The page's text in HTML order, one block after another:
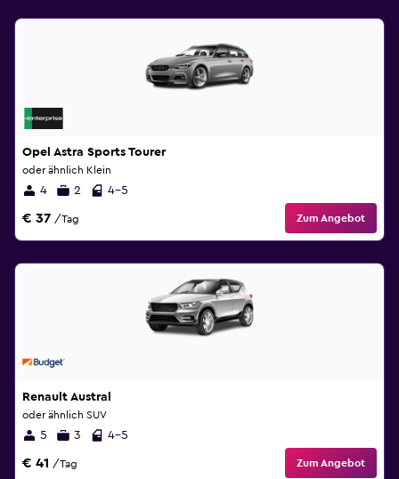
Opel Astra Sports Tourer
oder ähnlich Klein
4 2 4-5
€ 37 /Tag Zum Angebot
Renault Austral
oder ähnlich SUV
5 3 4-5
€ 41 /Tag Zum Angebot